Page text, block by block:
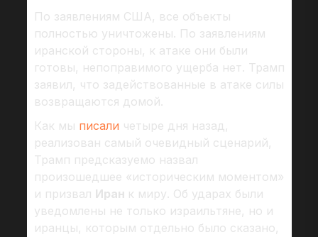
По заявлениям США, все объекты
полностью уничтожены. По заявлениям
иранской стороны, к атаке они были
готовы, непоправимого ущерба нет. Трамп
заявил, что задействованные в атаке силы
возвращаются домой.
Как мы писали четыре дня назад,
реализован самый очевидный сценарий,
Трамп предсказуемо назвал
произошедшее «историческим моментом»
и призвал Иран к миру. Об ударах были
уведомлены не только израильтяне, но и
иранцы, которым отдельно было сказано,